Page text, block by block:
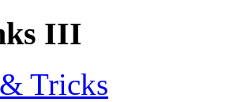
III
Tricks